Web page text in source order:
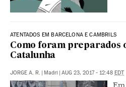
ATENTADOS EM BARCELONA E CAMBRILS
Como foram preparados
Catalunha
JORGE A. R. | Madri | AUG 23, 2017 - 12:48 EDT